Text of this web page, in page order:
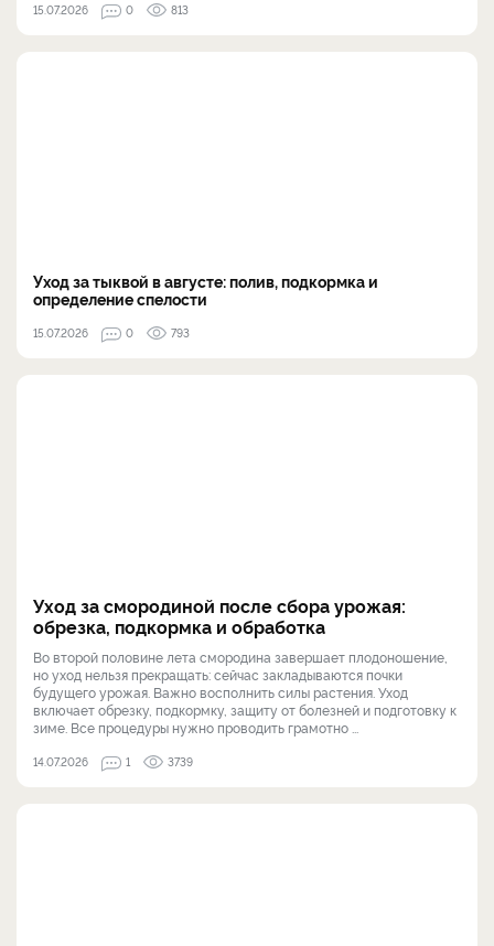
15.07.2026 0 813
Уход за тыквой в августе: полив, подкормка и
определение спелости
15.07.2026 0 793
Уход за смородиной после сбора урожая:
обрезка, подкормка и обработка
Во второй половине лета смородина завершает плодоношение,
но уход нельзя прекращать: сейчас закладываются почки
будущего урожая. Важно восполнить силы растения. Уход
включает обрезку, подкормку, защиту от болезней и подготовку к
зиме. Все процедуры нужно проводить грамотно ...
14.07.2026 1 3739